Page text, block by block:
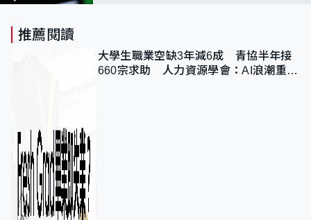
推薦閱讀
大學生職業空缺3年減6成 青協半年接
660宗求助 人力資源學會：AI浪潮重整